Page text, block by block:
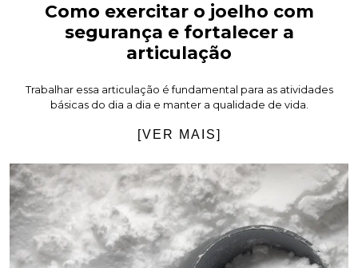
Como exercitar o joelho com
segurança e fortalecer a
articulação
Trabalhar essa articulação é fundamental para as atividades
básicas do dia a dia e manter a qualidade de vida.
[VER MAIS]